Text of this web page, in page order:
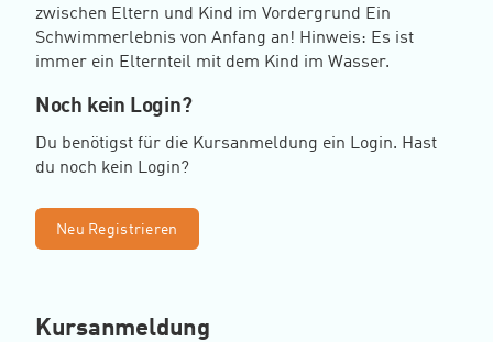
zwischen Eltern und Kind im Vordergrund Ein
Schwimmerlebnis von Anfang an! Hinweis: Es ist
immer ein Elternteil mit dem Kind im Wasser.
Noch kein Login?
Du benötigst für die Kursanmeldung ein Login. Hast
du noch kein Login?
Neu Registrieren
Kursanmeldung